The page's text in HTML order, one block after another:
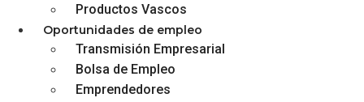
Productos Vascos
Oportunidades de empleo
Transmisión Empresarial
Bolsa de Empleo
Emprendedores
diciembre 3, 2025